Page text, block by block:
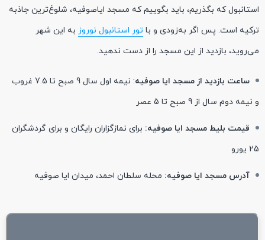
استانبول که بگذریم، باید بگوییم که مسجد ایاصوفیه، شلوغ‌ترین جاذبه
ترکیه است. پس اگر به‌زودی و با تور استانبول نوروز به این شهر
می‌روید، بازدید از این مسجد را از دست ندهید.
ساعت بازدید از مسجد ایا صوفیه
: نیمه اول سال 9 صبح تا 7.5 غروب
و نیمه دوم سال از 9 صبح تا 5 عصر
قیمت بلیط مسجد ایا صوفیه: برای نمازگزاران رایگان و برای گردشگران
25 یورو
آدرس مسجد ایا صوفیه: محله سلطان احمد، میدان ایا صوفیه